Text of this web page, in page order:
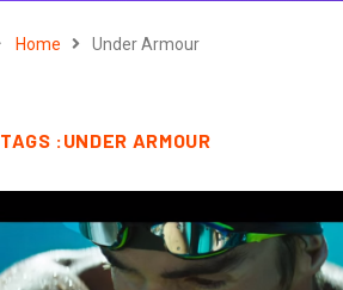
Home Under Armour
TAGS :UNDER ARMOUR